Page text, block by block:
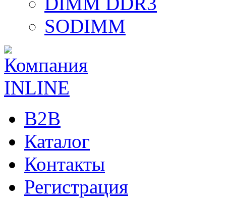
SODIMM
B2B
Каталог
Контакты
Регистрация